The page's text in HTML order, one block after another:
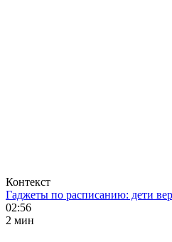
Контекст
Гаджеты по расписанию: дети
02:56
2 мин